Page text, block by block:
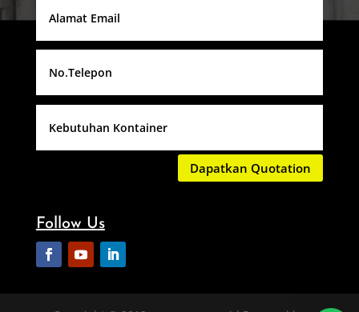
Dapatkan Quotation
Follow Us